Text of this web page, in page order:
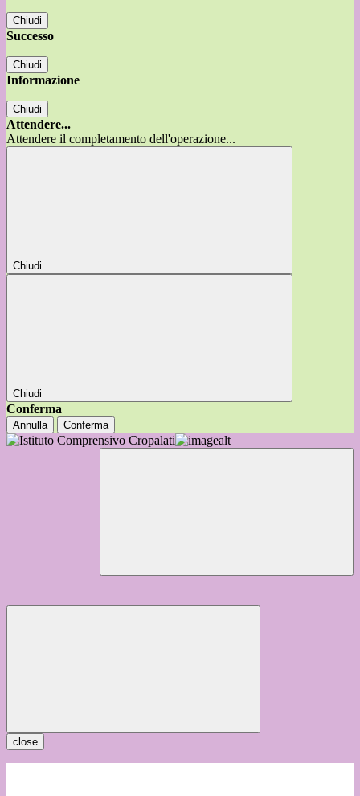
Chiudi
Successo
Chiudi
Informazione
Chiudi
Attendere...
Attendere il completamento dell'operazione...
Chiudi
Chiudi
Conferma
Annulla Conferma
close